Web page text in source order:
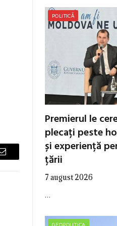
Email
POLITICĂ
Premierul le
plecați peste
și experiență
țării
7 august 2026
…
GEOPOLITICA